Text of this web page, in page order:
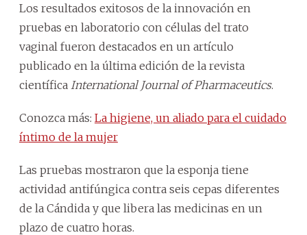
Los resultados exitosos de la innovación en
pruebas en laboratorio con células del trato
vaginal fueron destacados en un artículo
publicado en la última edición de la revista
científica International Journal of Pharmaceutics.
Conozca más: La higiene, un aliado para el cuidado
íntimo de la mujer
Las pruebas mostraron que la esponja tiene
actividad antifúngica contra seis cepas diferentes
de la Cándida y que libera las medicinas en un
plazo de cuatro horas.